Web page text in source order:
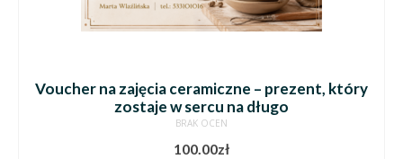
Voucher na zajęcia ceramiczne – prezent, który
zostaje w sercu na długo
BRAK OCEN
100.00zł